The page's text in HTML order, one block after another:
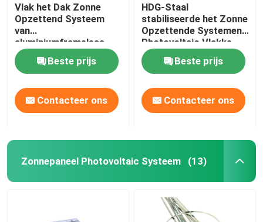
Vlak het Dak Zonne
Opzettend Systeem
van
aluminiumframeless,
Commercieel Ballast
Opzettend Systeem
Beste prijs
Contacteer ons
HDG-Staal
stabiliseerde het Zonne
Opzettende Systemen
Photovoltaic Vlakke
Dak Rekken
Beste prijs
Contacteer ons
Zonnepaneel Photovoltaic Systeem (13)